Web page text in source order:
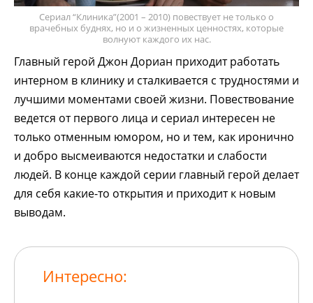
Сериал “Клиника”(2001 – 2010) повествует не только о
врачебных буднях, но и о жизненных ценностях, которые
волнуют каждого их нас.
Главный герой Джон Дориан приходит работать
интерном в клинику и сталкивается с трудностями и
лучшими моментами своей жизни. Повествование
ведется от первого лица и сериал интересен не
только отменным юмором, но и тем, как иронично
и добро высмеиваются недостатки и слабости
людей. В конце каждой серии главный герой делает
для себя какие-то открытия и приходит к новым
выводам.
Интересно: